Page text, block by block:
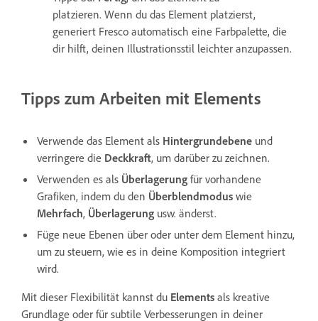
platzieren. Wenn du das Element platzierst,
generiert Fresco automatisch eine Farbpalette, die
dir hilft, deinen Illustrationsstil leichter anzupassen.
Tipps zum Arbeiten mit Elements
Verwende das Element als Hintergrundebene und
verringere die Deckkraft, um darüber zu zeichnen.
Verwenden es als Überlagerung für vorhandene
Grafiken, indem du den Überblendmodus wie
Mehrfach, Überlagerung usw. änderst.
Füge neue Ebenen über oder unter dem Element hinzu,
um zu steuern, wie es in deine Komposition integriert
wird.
Mit dieser Flexibilität kannst du Elements als kreative
Grundlage oder für subtile Verbesserungen in deiner